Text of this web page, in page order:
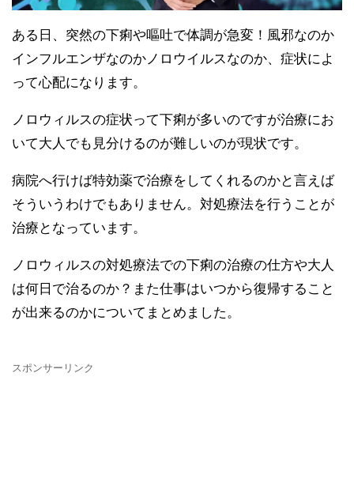
ある日、突然の下痢や嘔吐で体調が急変！風邪なのか
インフルエンザなのかノロウイルスなのか、症状によ
って心配になります。
ノロウィルスの症状って下痢が多いのですが治療にお
いて大人でも見分けるのが難しいのが現状です。
病院へ行けば特効薬で治療をしてくれるのかと言えば
そういうわけでもありません。対処療法を行うことが
治療となっています。
ノロウィルスの対処療法での下痢の治療の仕方や大人
は何日で治るのか？また仕事はいつから復帰すること
が出来るのかについてまとめました。
スポンサーリンク